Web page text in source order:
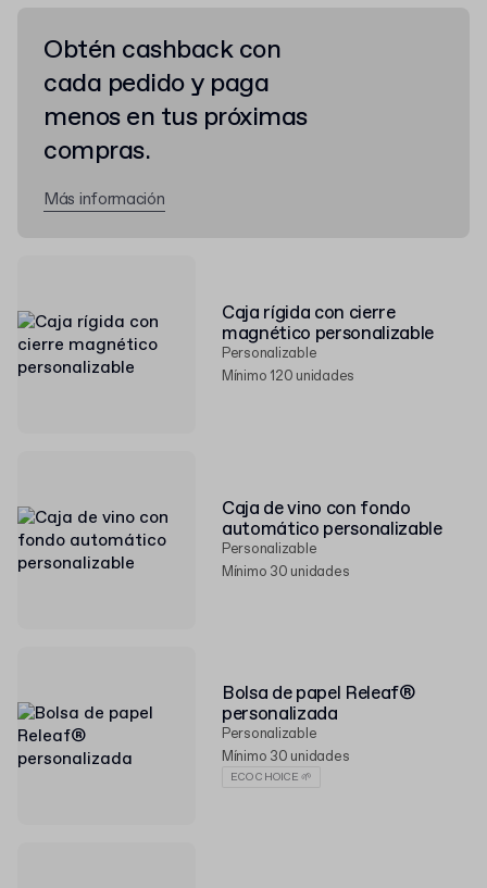
Caja rígida con cierre
magnético personalizable
Personalizable
Mínimo 120 unidades
Caja de vino con fondo
automático personalizable
Personalizable
Mínimo 30 unidades
Bolsa de papel Releaf®
personalizada
Personalizable
Mínimo 30 unidades
ECO CHOICE 🌱
Obtén cashback con
cada pedido y paga
menos en tus próximas
compras.
Más información